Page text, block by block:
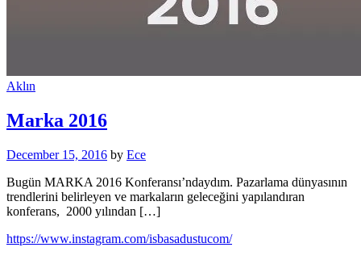
Aklın
Marka 2016
December 15, 2016 by Ece
Bugün MARKA 2016 Konferansı’ndaydım. Pazarlama dünyasının
trendlerini belirleyen ve markaların geleceğini yapılandıran
konferans, 2000 yılından […]
https://www.instagram.com/isbasadustucom/